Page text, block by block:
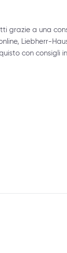
grazie a una
Liebherr-
con consigli